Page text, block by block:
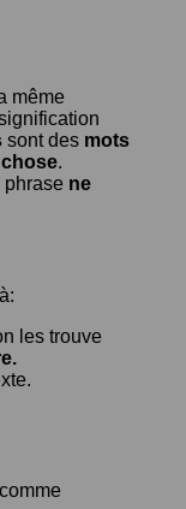
même
sont des mots
.
phrase ne
les trouve